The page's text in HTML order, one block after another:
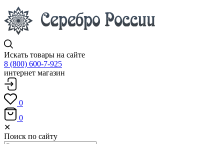
Искать товары на сайте
8 (800) 600-7-925
интернет магазин
0
0
✕
Поиск по сайту